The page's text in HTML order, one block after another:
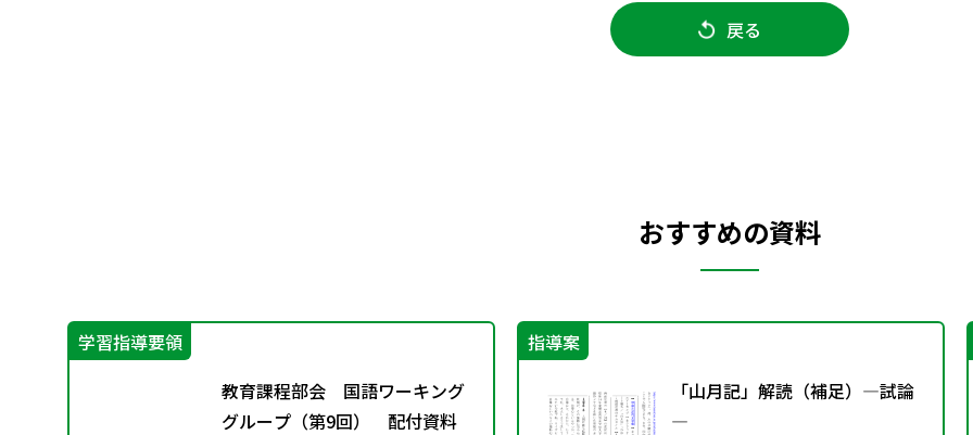
戻る
おすすめの資料
学習指導要領
教育課程部会 国語ワーキング
グループ（第9回） 配付資料
指導案
「山月記」解読（補足）―試論
―